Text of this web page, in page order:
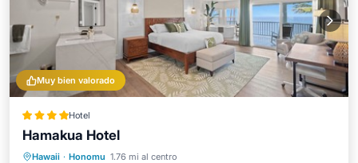
Muy bien valorado
Hotel
Hamakua Hotel
Hawaii · Honomu 1.76 mi al centro
Bañera de hidromasaje